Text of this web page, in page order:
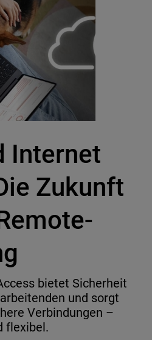
Internet
Zukunft
bietet Sicherheit
und sorgt
Verbindungen –
flexibel.